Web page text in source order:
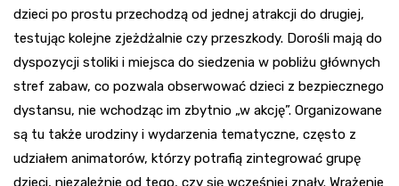
dzieci po prostu przechodzą od jednej atrakcji do drugiej,
testując kolejne zjeżdżalnie czy przeszkody. Dorośli mają do
dyspozycji stoliki i miejsca do siedzenia w pobliżu głównych
stref zabaw, co pozwala obserwować dzieci z bezpiecznego
dystansu, nie wchodząc im zbytnio „w akcję”. Organizowane
są tu także urodziny i wydarzenia tematyczne, często z
udziałem animatorów, którzy potrafią zintegrować grupę